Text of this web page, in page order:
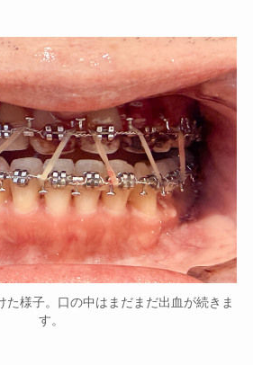
た様子。口の中はまだまだ出血が続きま
す。